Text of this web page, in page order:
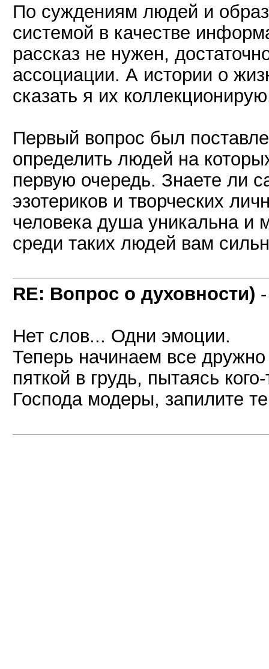
По суждениям людей и
системой в качестве
рассказ не нужен,
ассоциации. А истории о
сказать я их
Первый вопрос был
определить людей на
первую очередь. Знаете ли
эзотериков и творческих
человека душа уникальна и
среди таких людей вам
RE: Вопрос о духовности)
Нет слов... Одни эмоции.
Теперь начинаем все дружно
пяткой в грудь, пытаясь
Господа модеры, запилите